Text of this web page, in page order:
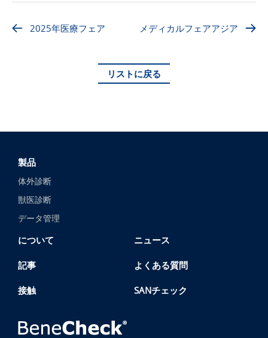
2025年医療フェア メディカルフェアアジア
リストに戻る
製品
体外診断
獣医診断
データ管理
について ニュース
記事 よくある質問
接触 SANチェック